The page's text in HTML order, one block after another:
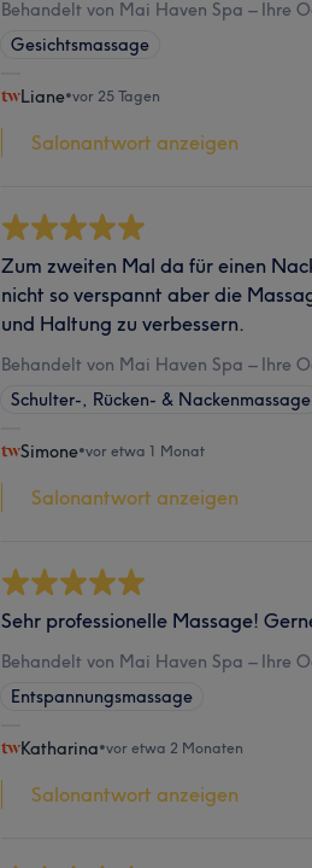
Behandelt von Mai Haven Spa – Ihre
Gesichtsmassage
Liane•vor 25 Tagen
Salonantwort anzeigen
Zum zweiten Mal da für einen
nicht so verspannt aber die
und Haltung zu verbessern.
Behandelt von Mai Haven Spa – Ihre
Schulter-, Rücken- & Nackenmassage
Simone•vor etwa 1 Monat
Salonantwort anzeigen
Sehr professionelle Massage!
Behandelt von Mai Haven Spa – Ihre
Entspannungsmassage
Katharina•vor etwa 2 Monaten
Salonantwort anzeigen